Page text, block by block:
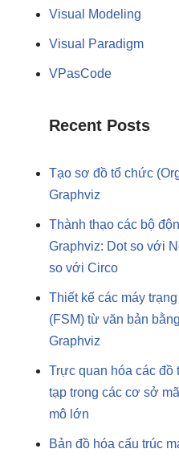
Visual Modeling
Visual Paradigm
VPasCode
Recent Posts
Tạo sơ đồ tổ chức
Graphviz
Thành thạo các bộ
Graphviz: Dot so với
so với Circo
Thiết kế các máy
(FSM) từ văn bản
Graphviz
Trực quan hóa các đồ
tạp trong các cơ sở
mô lớn
Bản đồ hóa cấu trúc